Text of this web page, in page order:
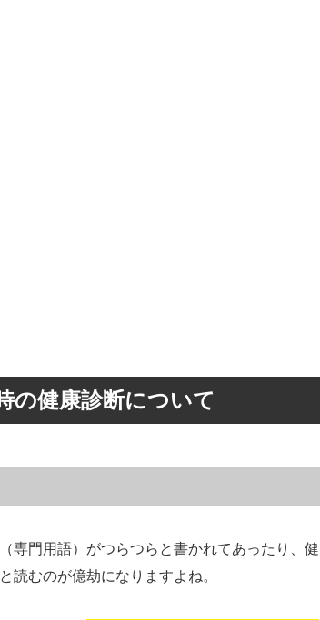
の健康診断について
専門用語）がつらつらと書かれてあったり、健
読むのが億劫になりますよね。